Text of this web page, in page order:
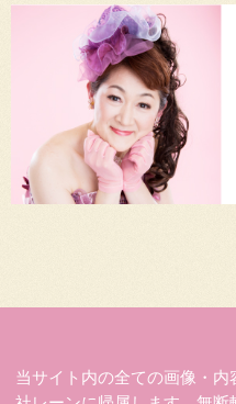
当サイト内の全ての画像・